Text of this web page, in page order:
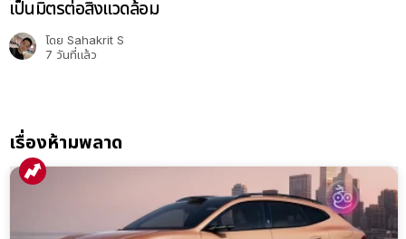
เป็นมิตรต่อสิ่งแวดล้อม
โดย Sahakrit S
7 วันที่แล้ว
เรื่องห้ามพลาด